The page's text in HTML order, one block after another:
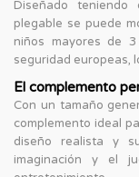
Diseñado
plegable se puede
niños mayores de
seguridad europeas,
El complemento
Con un tamaño
complemento ideal
diseño realista y
imaginación y el